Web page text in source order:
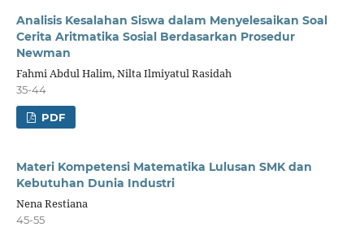
Analisis Kesalahan Siswa dalam Menyelesaikan Soal
Cerita Aritmatika Sosial Berdasarkan Prosedur
Newman
Fahmi Abdul Halim, Nilta Ilmiyatul Rasidah
35-44
PDF
Materi Kompetensi Matematika Lulusan SMK dan
Kebutuhan Dunia Industri
Nena Restiana
45-55